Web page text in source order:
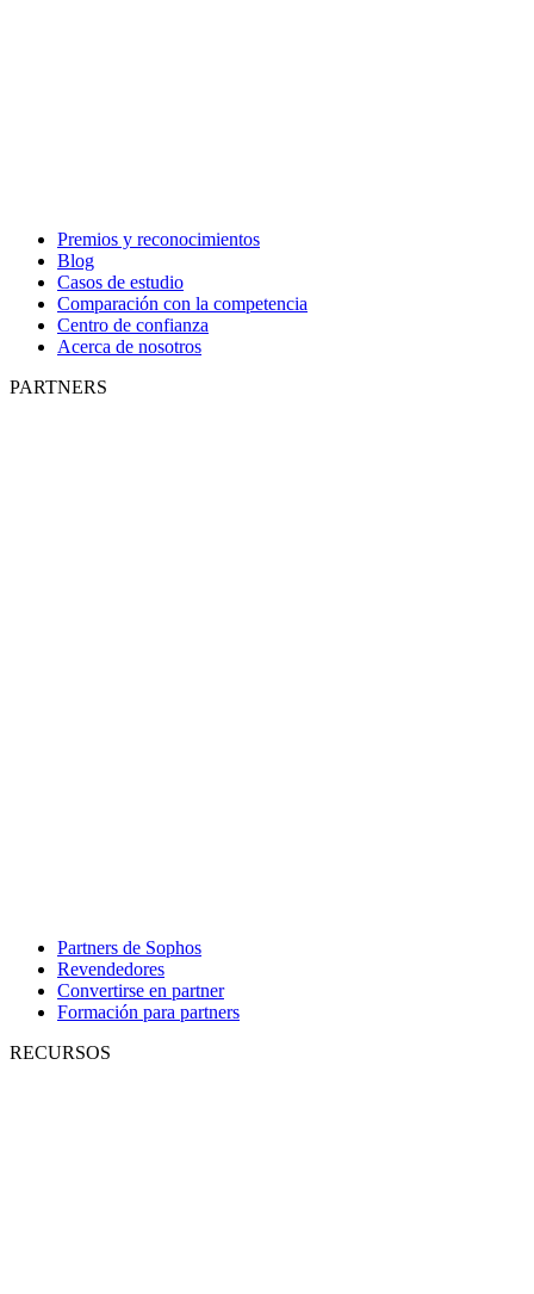
Premios y reconocimientos
Blog
Casos de estudio
Comparación con la competencia
Centro de confianza
Acerca de nosotros
PARTNERS
Partners de Sophos
Revendedores
Convertirse en partner
Formación para partners
RECURSOS